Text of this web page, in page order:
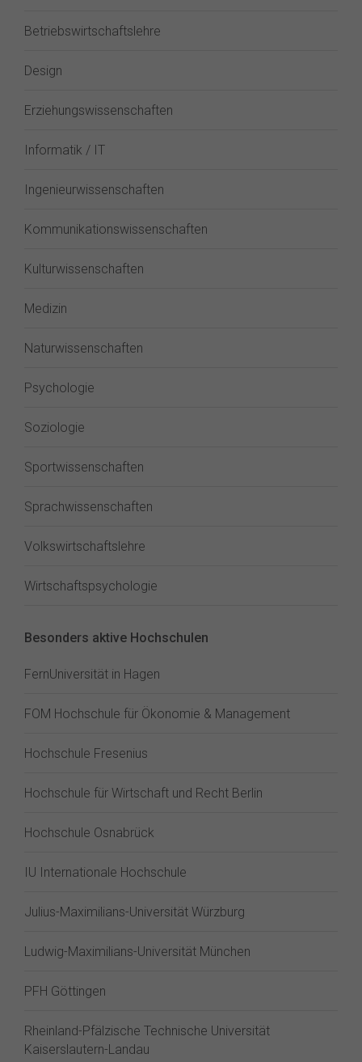
Betriebswirtschaftslehre
Design
Erziehungswissenschaften
Informatik / IT
Ingenieurwissenschaften
Kommunikationswissenschaften
Kulturwissenschaften
Medizin
Naturwissenschaften
Psychologie
Soziologie
Sportwissenschaften
Sprachwissenschaften
Volkswirtschaftslehre
Wirtschaftspsychologie
Besonders aktive Hochschulen
FernUniversität in Hagen
FOM Hochschule für Ökonomie & Management
Hochschule Fresenius
Hochschule für Wirtschaft und Recht Berlin
Hochschule Osnabrück
IU Internationale Hochschule
Julius-Maximilians-Universität Würzburg
Ludwig-Maximilians-Universität München
PFH Göttingen
Rheinland-Pfälzische Technische Universität
Kaiserslautern-Landau